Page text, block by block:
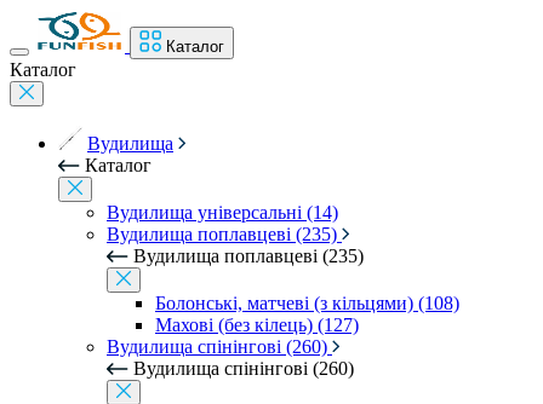
Каталог
Каталог
Вудилища
Каталог
Вудилища універсальні (14)
Вудилища поплавцеві (235)
Вудилища поплавцеві (235)
Болонські, матчеві (з кільцями) (108)
Махові (без кілець) (127)
Вудилища спінінгові (260)
Вудилища спінінгові (260)